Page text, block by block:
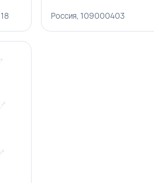
Россия, 109000403